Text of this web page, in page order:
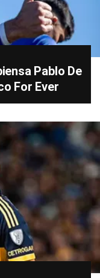
Pablo De
For Ever